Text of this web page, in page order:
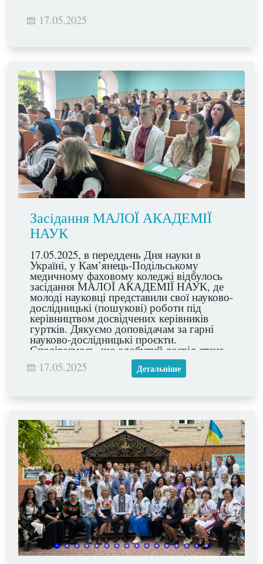
17.05.2025
Засідання МАЛОЇ АКАДЕМІЇ
НАУК
17.05.2025, в переддень Дня науки в
Україні, у Кам’янець-Подільському
медичному фаховому коледжі відбулось
засідання МАЛОЇ АКАДЕМІЇ НАУК, де
молоді науковці представили свої науково-
дослідницькі (пошукові) роботи під
керівництвом досвідчених керівників
гуртків. Дякуємо доповідачам за гарні
науково-дослідницькі проєкти.
Сподіваємось, що здобутий досвід стане
фундаментом для подальших професійних
звершень! Вітаємо переможців конкурсу-
захисту науково-дослідницьких та
17.05.2025 Детальніше